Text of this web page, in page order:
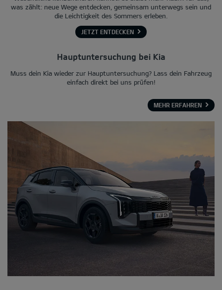
was zählt: neue Wege entdecken, gemeinsam unterwegs sein und
die Leichtigkeit des Sommers erleben.
JETZT ENTDECKEN
Hauptuntersuchung bei Kia
Muss dein Kia wieder zur Hauptuntersuchung? Lass dein Fahrzeug
einfach direkt bei uns prüfen!
MEHR ERFAHREN